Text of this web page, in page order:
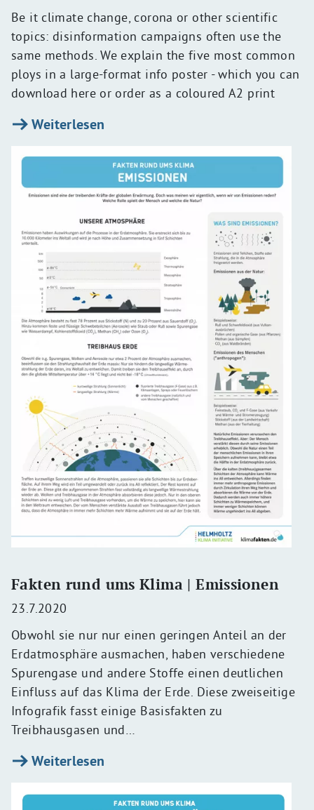
Be it climate change, corona or other scientific
topics: disinformation campaigns often use the
same methods. We explain the five most common
ploys in a large-format info poster - which you can
download here or order as a coloured A2 print
Weiterlesen
Fakten rund ums Klima | Emissionen
23.7.2020
Obwohl sie nur nur einen geringen Anteil an der
Erdatmosphäre ausmachen, haben verschiedene
Spurengase und andere Stoffe einen deutlichen
Einfluss auf das Klima der Erde. Diese zweiseitige
Infografik fasst einige Basisfakten zu
Treibhausgasen und…
Weiterlesen